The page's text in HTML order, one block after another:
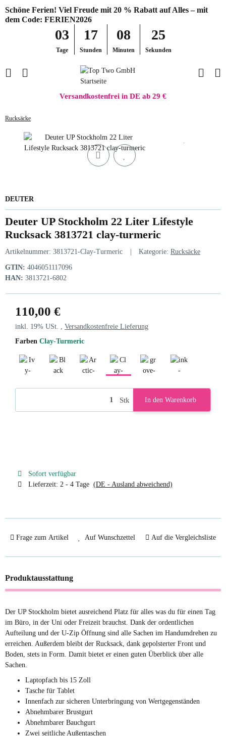
Schöne Ferien! Viel Freude mit 20 % Rabatt auf Alles – mit
dem Code: FERIEN2026
03
Tage
17
Stunden
08
Minuten
25
Sekunden
Versandkostenfrei in DE ab 29 €
Rucksäcke
DEUTER
Deuter UP Stockholm 22 Liter Lifestyle
Rucksack 3813721 clay-turmeric
Artikelnummer: 3813721-Clay-Turmeric Kategorie: Rucksäcke
GTIN: 4046051117096
HAN: 3813721-6802
110,00 €
inkl. 19% USt. , Versandkostenfreie Lieferung
Farben Clay-Turmeric
Stk In den Warenkorb
Sofort verfügbar
Lieferzeit: 2 - 4 Tage (DE - Ausland abweichend)
Frage zum Artikel Auf Wunschzettel Auf die Vergleichsliste
Produktausstattung
Der UP Stockholm bietet ausreichend Platz für alles was du für einen Tag
im Büro, in der Uni oder Freizeit brauchst. Dank der ordentlichen
Aufteilung und der U-Zip Öffnung sind alle Sachen im Handumdrehen zu
erreichen. Außerdem bleibt der Rucksack, dank gepolsterter Front und
Boden, stets in Form. Damit bietet er einen guten Überblick über alle
Sachen.
Laptopfach bis 15 Zoll
Tasche für Tablet
Innenfach zur sicheren Unterbringung von Wertgegenständen
Abnehmbarer Brustgurt
Abnehmbarer Bauchgurt
Zwei seitliche Außentaschen